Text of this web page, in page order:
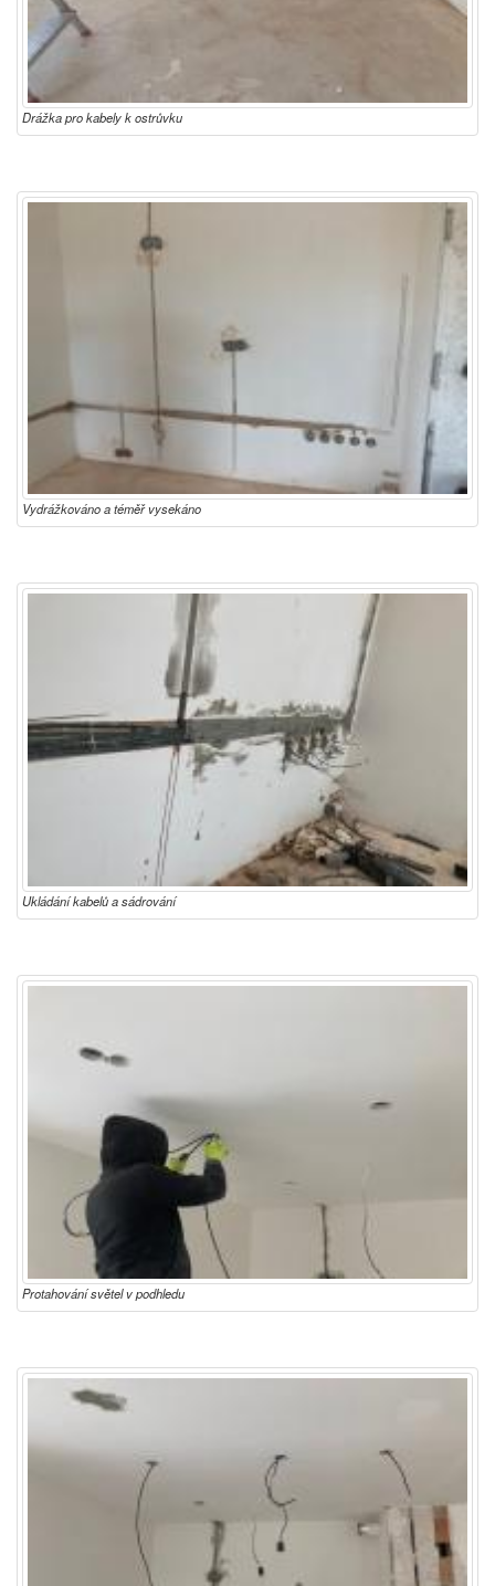
Drážka pro kabely k ostrůvku
Vydrážkováno a téměř vysekáno
Ukládání kabelů a sádrování
Protahování světel v podhledu